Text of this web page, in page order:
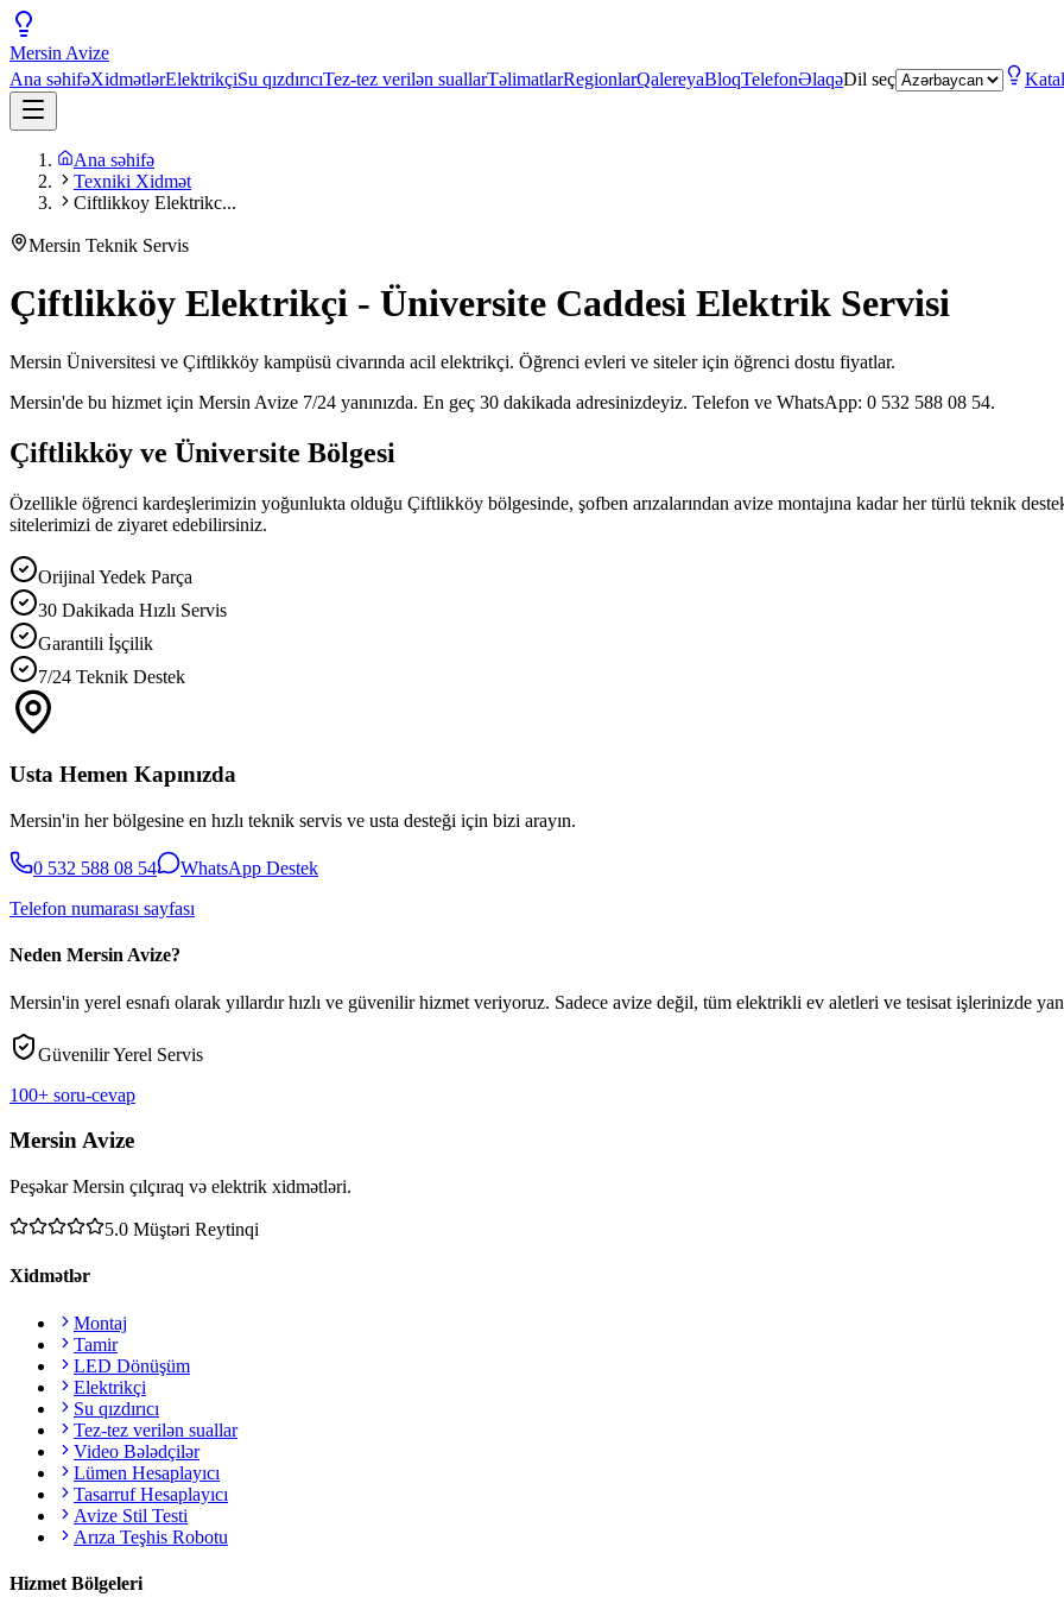
Mersin Avize
Ana səhifəXidmətlərElektrikçiSu qızdırıcıTez-tez verilən suallarTəlimatlarRegionlarQalereyaBloqTelefonƏlaqəDil seç
Ana səhifə
Texniki Xidmət
Ciftlikkoy Elektrikc...
Mersin Teknik Servis
Çiftlikköy Elektrikçi - Üniversite Caddesi Elektrik Servisi
Mersin Üniversitesi ve Çiftlikköy kampüsü civarında acil elektrikçi. Öğrenci evleri ve siteler için öğrenci dostu fiyatlar.
Mersin'de bu hizmet için Mersin Avize 7/24 yanınızda. En geç 30 dakikada adresinizdeyiz. Telefon ve WhatsApp: 0 532 588 08 54.
Çiftlikköy ve Üniversite Bölgesi
Özellikle öğrenci kardeşlerimizin yoğunlukta olduğu Çiftlikköy bölgesinde, şofben arızalarından avize montajına kadar her türlü teknik
sitelerimizi de ziyaret edebilirsiniz.
Orijinal Yedek Parça
30 Dakikada Hızlı Servis
Garantili İşçilik
7/24 Teknik Destek
Usta Hemen Kapınızda
Mersin'in her bölgesine en hızlı teknik servis ve usta desteği için bizi arayın.
0 532 588 08 54
WhatsApp Destek
Telefon numarası sayfası
Neden Mersin Avize?
Mersin'in yerel esnafı olarak yıllardır hızlı ve güvenilir hizmet veriyoruz. Sadece avize değil, tüm elektrikli ev aletleri ve tesisat işlerinizde
Güvenilir Yerel Servis
100+ soru-cevap
Mersin Avize
Peşəkar Mersin çılçıraq və elektrik xidmətləri.
5.0 Müştəri Reytinqi
Xidmətlər
Montaj
Tamir
LED Dönüşüm
Elektrikçi
Su qızdırıcı
Tez-tez verilən suallar
Video Bələdçilər
Lümen Hesaplayıcı
Tasarruf Hesaplayıcı
Avize Stil Testi
Arıza Teşhis Robotu
Hizmet Bölgeleri